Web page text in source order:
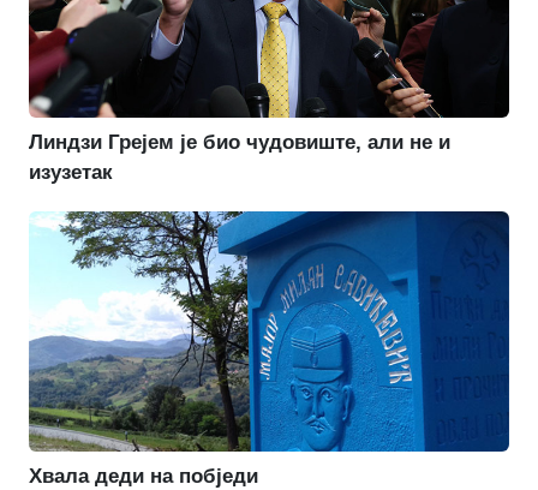
Линдзи Грејем је био чудовиште, али не и
изузетак
Хвала деди на побједи